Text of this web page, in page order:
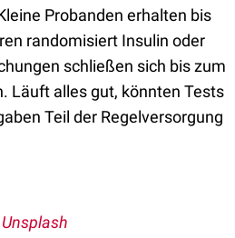
Probanden erhalten bis
randomisiert Insulin oder
schließen sich bis zum
Läuft alles gut, könnten Tests
Teil der Regelversorgung